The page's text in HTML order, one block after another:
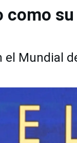
como su
el Mundial